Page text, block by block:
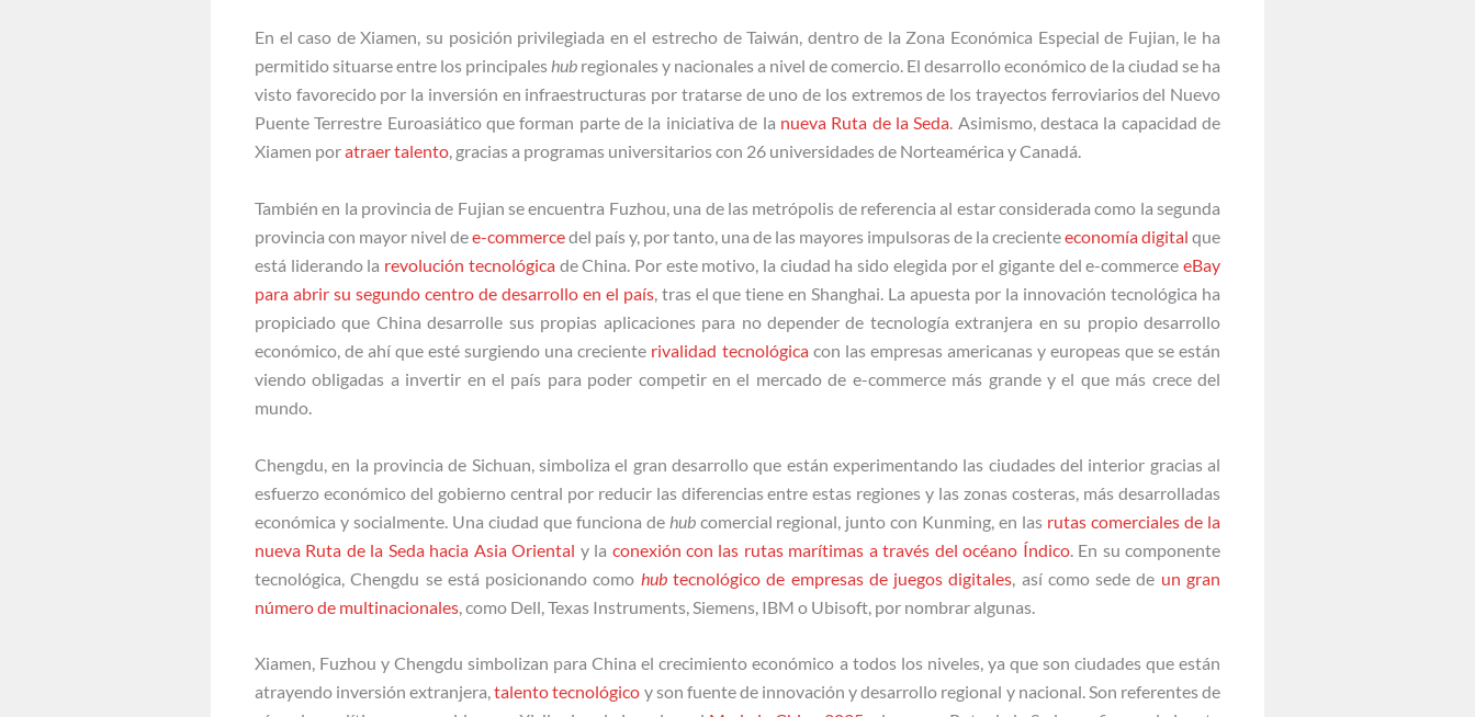
En el caso de Xiamen, su posición privilegiada en el estrecho de Taiwán, dentro de la Zona Económica Especial de Fujian, le ha
permitido situarse entre los principales hub regionales y nacionales a nivel de comercio. El desarrollo económico de la ciudad se ha
visto favorecido por la inversión en infraestructuras por tratarse de uno de los extremos de los trayectos ferroviarios del Nuevo
Puente Terrestre Euroasiático que forman parte de la iniciativa de la nueva Ruta de la Seda. Asimismo, destaca la capacidad de
Xiamen poratraer talento, gracias a programas universitarios con 26 universidades de Norteamérica y Canadá.
También en la provincia de Fujian se encuentra Fuzhou, una de las metrópolis de referencia al estar considerada como la segunda
provincia con mayor nivel dee-commercedel país y, por tanto, una de las mayores impulsoras de la crecienteeconomía digital que
está liderando la revolución tecnológicade China. Por este motivo, la ciudad ha sido elegida por el gigante del e-commerceeBay
para abrir su segundo centro de desarrollo en el país, tras el que tiene en Shanghai. La apuesta por la innovación tecnológica ha
propiciado que China desarrolle sus propias aplicaciones para no depender de tecnología extranjera en su propio desarrollo
económico, de ahí que esté surgiendo una creciente rivalidad tecnológicacon las empresas americanas y europeas que se están
viendo obligadas a invertir en el país para poder competir en el mercado de e-commerce más grande y el que más crece del
mundo.
Chengdu, en la provincia de Sichuan, simboliza el gran desarrollo que están experimentando las ciudades del interior gracias al
esfuerzo económico del gobierno central por reducir las diferencias entre estas regiones y las zonas costeras, más desarrolladas
económica y socialmente. Una ciudad que funciona de hubcomercial regional, junto con Kunming, en las rutas comerciales de la
nueva Ruta de la Seda hacia Asia Oriental y la conexión con las rutas marítimas a través del océano Índico. En su componente
tecnológica, Chengdu se está posicionando como hubtecnológico de empresas de juegos digitales , así como sede de un gran
número de multinacionales , como Dell, Texas Instruments, Siemens, IBM o Ubisoft, por nombrar algunas.
Xiamen, Fuzhou y Chengdu simbolizan para China el crecimiento económico a todos los niveles, ya que son ciudades que están
atrayendo inversión extranjera,talento tecnológico y son fuente de innovación y desarrollo regional y nacional. Son referentes de